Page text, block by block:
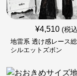
¥4,510 (税
地雷系 透け感レース
シルエットズボン